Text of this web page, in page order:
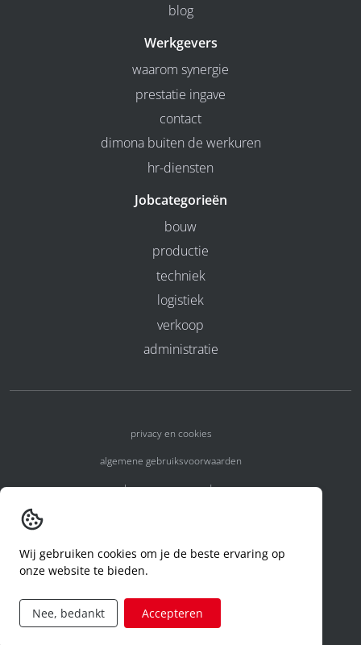
blog
Werkgevers
waarom synergie
prestatie ingave
contact
dimona buiten de werkuren
hr-diensten
Jobcategorieën
bouw
productie
techniek
logistiek
verkoop
administratie
privacy en cookies
algemene gebruiksvoorwaarden
algemene voorwaarden
code of conduct
aanvraag rechten ivm privacy
Wij gebruiken cookies om je de beste ervaring op
onze website te bieden.
Nee, bedankt Accepteren